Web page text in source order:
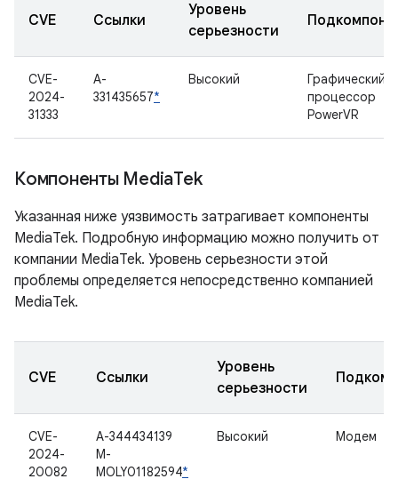
CVE Ссылки
Уровень
серьезности
CVE-
2024-
31333
A-
331435657*
Высокий
Графический
процессор
PowerVR
Компоненты MediaTek
Указанная ниже уязвимость затрагивает компоненты
MediaTek. Подробную информацию можно получить от
компании MediaTek. Уровень серьезности этой
проблемы определяется непосредственно компанией
MediaTek.
CVE Ссылки
Уровень
серьезности
CVE-
2024-
20082
A-344434139
M-
MOLY01182594*
Высокий Модем